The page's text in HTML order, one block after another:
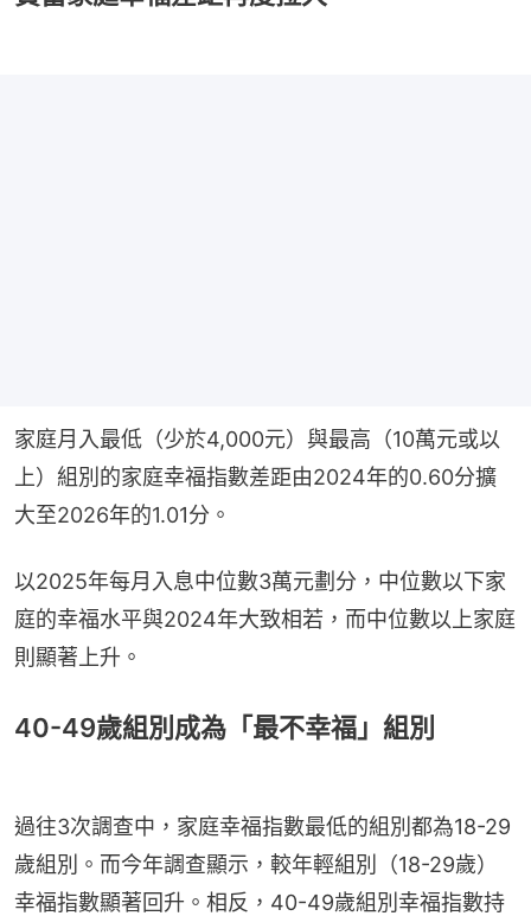
家庭月入最低（少於4,000元）與最高（10萬元或以
上）組別的家庭幸福指數差距由2024年的0.60分擴
大至2026年的1.01分。
以2025年每月入息中位數3萬元劃分，中位數以下家
庭的幸福水平與2024年大致相若，而中位數以上家庭
則顯著上升。
40-49歲組別成為「最不幸福」組別
過往3次調查中，家庭幸福指數最低的組別都為18-29
歲組別。而今年調查顯示，較年輕組別（18-29歲）
幸福指數顯著回升。相反，40-49歲組別幸福指數持